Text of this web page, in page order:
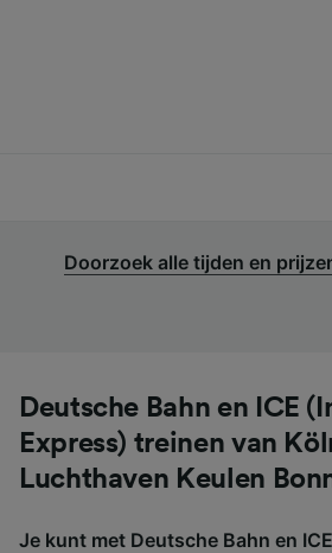
Doorzoek alle tijden en
Deutsche Bahn en ICE
Express) treinen van
Luchthaven Keulen
Je kunt met Deutsche Bahn en